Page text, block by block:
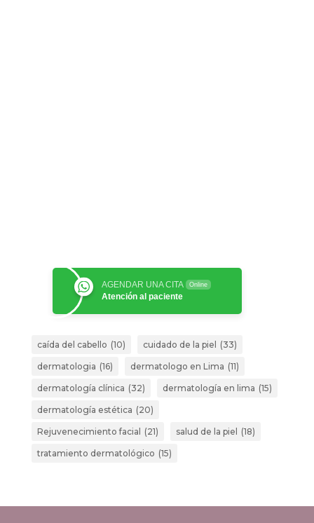
AGENDAR UNA CITA Online
Atención al paciente
caída del cabello (10) cuidado de la piel (33)
dermatologia (16) dermatologo en Lima (11)
dermatología clínica (32) dermatología en lima (15)
dermatología estética (20)
Rejuvenecimiento facial (21) salud de la piel (18)
tratamiento dermatológico (15)